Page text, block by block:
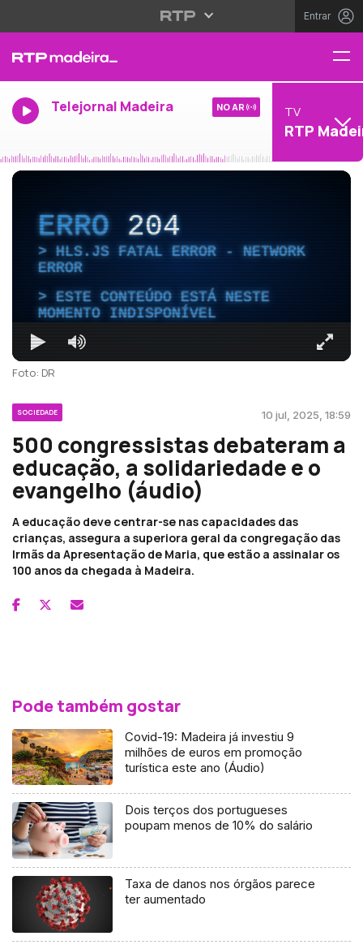
Entrar
Telejornal Madeira NO AR TV
RTP
ERRO204
HLS.JS FATAL ERROR - NETWORK
ERROR
ESTE CONTEÚDO ESTÁ NESTE
MOMENTO INDISPONÍVEL
Foto: DR
SOCIEDADE 10 jul, 2025, 18:59
500 congressistas debateram a
educação, a solidariedade e o
evangelho (áudio)
A educação deve centrar-se nas capacidades das
crianças, assegura a superiora geral da congregação das
Irmãs da Apresentação de Maria, que estão a assinalar os
100 anos da chegada à Madeira.
Pode também gostar
Covid-19: Madeira já investiu 9
milhões de euros em promoção
turística este ano (Áudio)
Dois terços dos portugueses
poupam menos de 10% do salário
Taxa de danos nos órgãos parece
ter aumentado